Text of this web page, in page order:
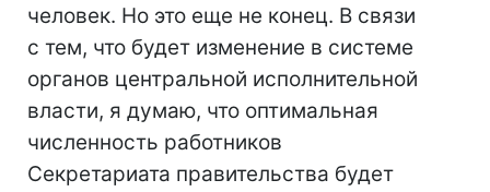
человек. Но это еще не конец. В связи
с тем, что будет изменение в системе
органов центральной исполнительной
власти, я думаю, что оптимальная
численность работников
Секретариата правительства будет